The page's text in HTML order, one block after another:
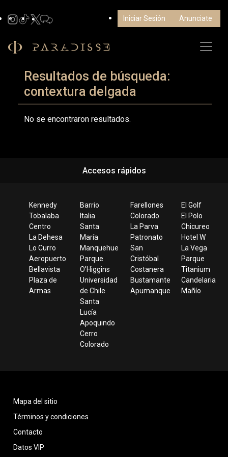
Iniciar Sesión Anunciate
Resultados de búsqueda:
contextura delgada
No se encontraron resultados.
Accesos rápidos
Kennedy
Tobalaba
Centro
La Dehesa
Lo Curro
Aeropuerto
Bellavista
Plaza de
Armas
Barrio
Italia
Santa
María
Manquehue
Parque
O’Higgins
Universidad
de Chile
Santa
Lucía
Apoquindo
Cerro
Colorado
Farellones
Colorado
La Parva
Patronato
San
Cristóbal
Costanera
Bustamante
Apumanque
El Golf
El Polo
Chicureo
Hotel W
La Vega
Parque
Titanium
Candelaria
Mañío
Mapa del sitio
Términos y condiciones
Contacto
Datos VIP